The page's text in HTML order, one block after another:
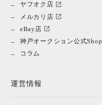
ヤフオク店
メルカリ店
eBay店
神戸オークション公式Shop
コラム
運営情報